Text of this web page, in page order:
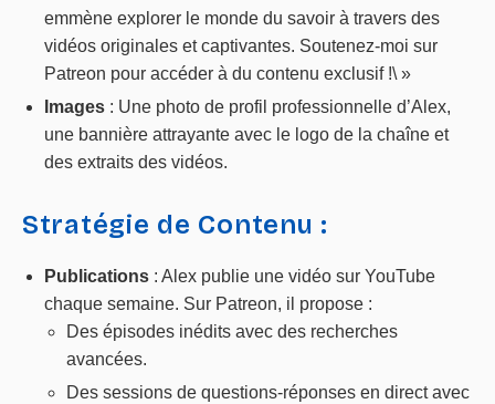
emmène explorer le monde du savoir à travers des
vidéos originales et captivantes. Soutenez-moi sur
Patreon pour accéder à du contenu exclusif !\ »
Images : Une photo de profil professionnelle d’Alex,
une bannière attrayante avec le logo de la chaîne et
des extraits des vidéos.
Stratégie de Contenu :
Publications : Alex publie une vidéo sur YouTube
chaque semaine. Sur Patreon, il propose :
Des épisodes inédits avec des recherches
avancées.
Des sessions de questions-réponses en direct avec